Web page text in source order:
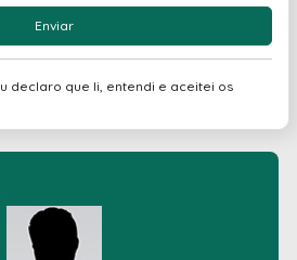
Enviar
declaro que li, entendi e aceitei os